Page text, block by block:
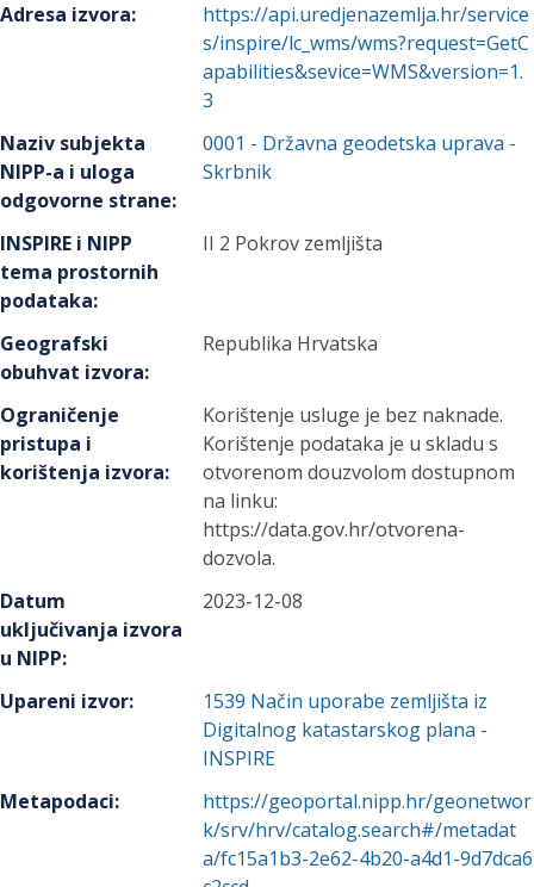
Adresa izvora:
https://api.uredjenazemlja.hr/service
s/inspire/lc_wms/wms?request=GetC
apabilities&sevice=WMS&version=1.
3
Naziv subjekta
NIPP-a i uloga
odgovorne strane:
0001 - Državna geodetska uprava -
Skrbnik
INSPIRE i NIPP
tema prostornih
podataka:
II 2 Pokrov zemljišta
Geografski
obuhvat izvora:
Republika Hrvatska
Ograničenje
pristupa i
korištenja izvora:
Korištenje usluge je bez naknade.
Korištenje podataka je u skladu s
otvorenom douzvolom dostupnom
na linku:
https://data.gov.hr/otvorena-
dozvola.
Datum
uključivanja izvora
u NIPP:
2023-12-08
Upareni izvor: 1539 Način uporabe zemljišta iz
Digitalnog katastarskog plana -
INSPIRE
Metapodaci:
https://geoportal.nipp.hr/geonetwor
k/srv/hrv/catalog.search#/metadat
a/fc15a1b3-2e62-4b20-a4d1-9d7dca6